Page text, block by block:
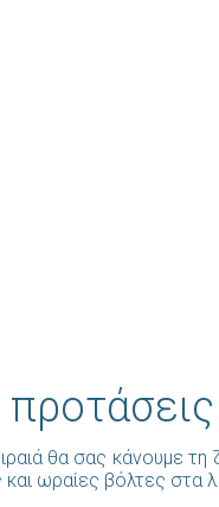
θα σας κάνουμε τη
και ωραίες βόλτες